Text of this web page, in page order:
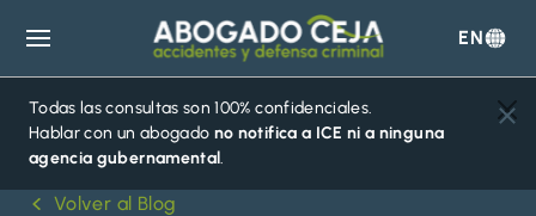
Abogado
Ceja
EN
Todas las consultas son 100% confidenciales.
Hablar con un abogado no notifica a ICE ni a ninguna
agencia gubernamental.
Volver al Blog